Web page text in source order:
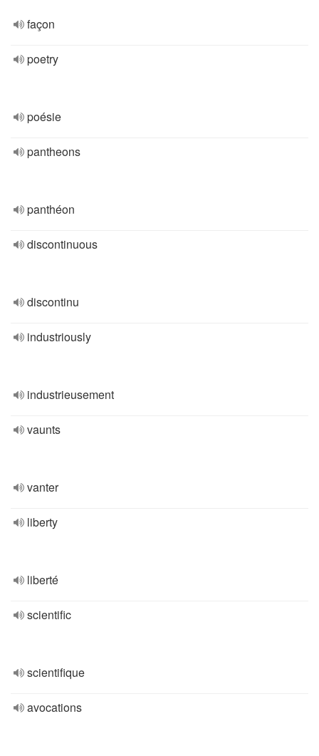
façon
poetry
poésie
pantheons
panthéon
discontinuous
discontinu
industriously
industrieusement
vaunts
vanter
liberty
liberté
scientific
scientifique
avocations